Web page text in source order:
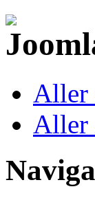
Aller
Aller